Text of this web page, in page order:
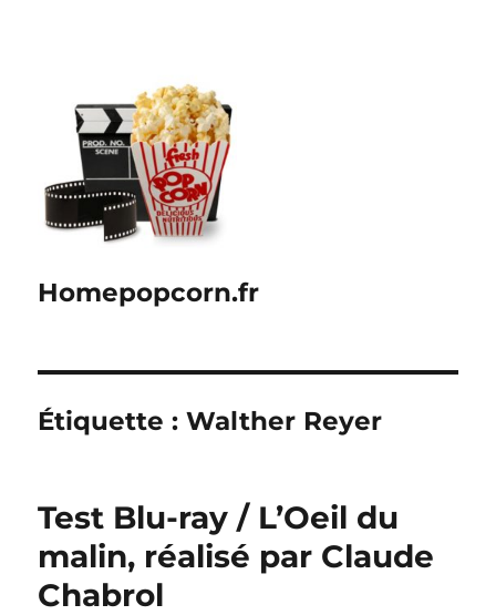
Homepopcorn.fr
Étiquette :Walther Reyer
Test Blu-ray / L’Oeil du
malin, réalisé par Claude
Chabrol